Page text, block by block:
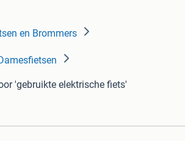
en Brommers
'gebruikte elektrische fiets'